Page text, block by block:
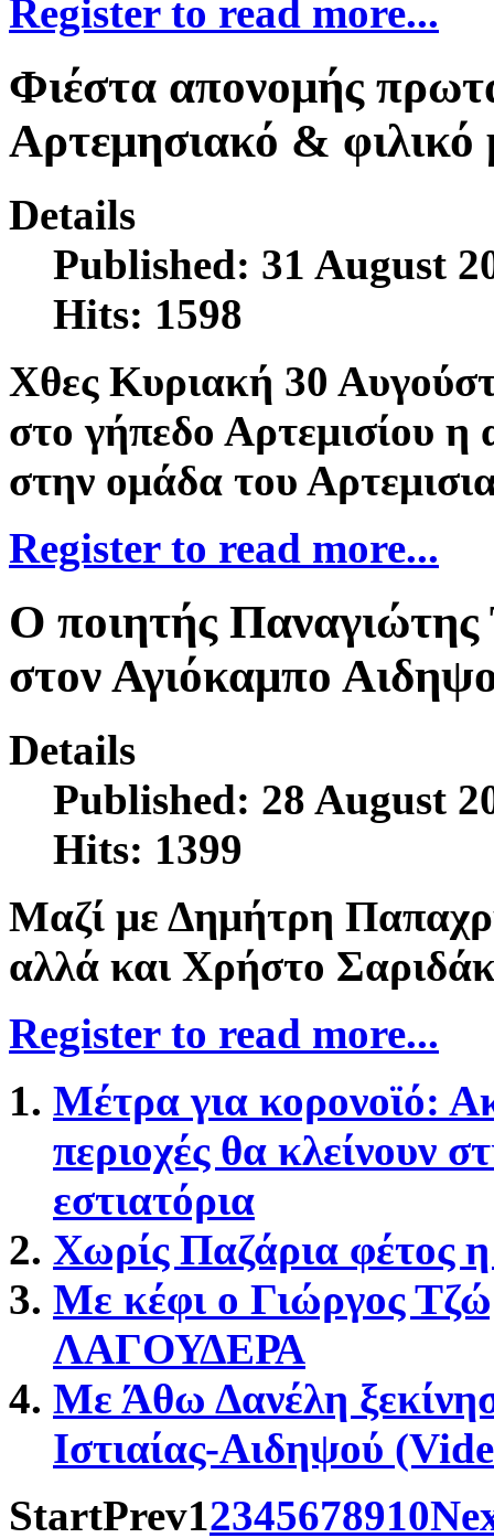
Register to read more...
Φιέστα απονομής
Αρτεμησιακό &
Details
Published: 31 August
Hits: 1598
Χθες Κυριακή 30
στο γήπεδο Αρτεμισίου η
στην ομάδα του
Register to read more...
Ο ποιητής
στον Αγιόκαμπο
Details
Published: 28 August
Hits: 1399
Μαζί με Δημήτρη
αλλά και Χρήστο
Register to read more...
Μέτρα για κορονοϊό:
περιοχές θα κλείνουν
εστιατόρια
Χωρίς Παζάρια φέτος η
Με κέφι ο Γιώργος
ΛΑΓΟΥΔΕΡΑ
Με Άθω Δανέλη
Ιστιαίας-Αιδηψού
StartPrev12345678910